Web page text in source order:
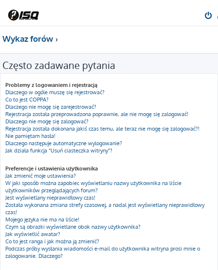
Wykaz forów
Często zadawane pytania
Problemy z logowaniem i rejestracją
Dlaczego w ogóle muszę się rejestrować?
Co to jest COPPA?
Dlaczego nie mogę się zarejestrować?
Rejestracja została przeprowadzona poprawnie, ale nie mogę się zalogować!
Dlaczego nie mogę się zalogować?
Rejestracja została dokonana jakiś czas temu, ale teraz nie mogę się zalogować?!
Nie pamiętam hasła!
Dlaczego następuje automatyczne wylogowanie?
Jak działa funkcja “Usuń ciasteczka witryny”?
Preferencje i ustawienia użytkownika
Jak zmienić moje ustawienia?
W jaki sposób można zapobiec wyświetlaniu nazwy użytkownika na liście
użytkowników przeglądających forum?
Jest wyświetlany nieprawidłowy czas!
Została wykonana zmiana strefy czasowej, a nadal jest wyświetlany nieprawidłowy
czas!
Mojego języka nie ma na liście!
Czym są obrazki wyświetlane obok nazwy użytkownika?
Jak wyświetlić awatar?
Co to jest ranga i jak można ją zmienić?
Podczas próby wysłania wiadomości e-mail do użytkownika witryna prosi mnie o
zalogowanie. Dlaczego?